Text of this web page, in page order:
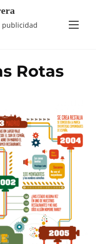
publicidad
Rotas